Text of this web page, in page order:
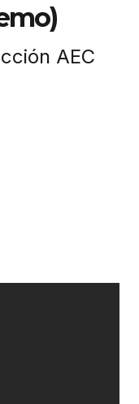
AEC